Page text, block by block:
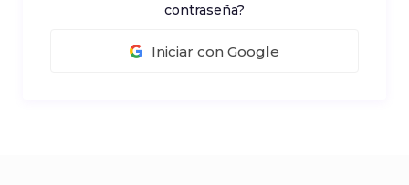
contraseña?
Iniciar con Google